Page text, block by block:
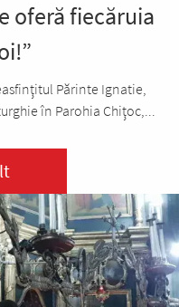
oferă fiecăruia
Părinte Ignatie,
în Parohia Chiţoc,...